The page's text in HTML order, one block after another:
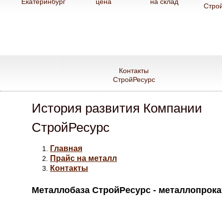
Контакты
СтройРесурс
История развития Компании
СтройРесурс
Главная
Прайс на металл
Контакты
Металлобаза СтройРесурс -